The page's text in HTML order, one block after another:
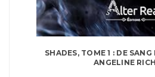
SHADES, TOME 1 : DE
ANGELINE